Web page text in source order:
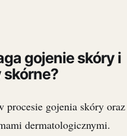
gojenie skóry i
procesie gojenia skóry oraz
dermatologicznymi.